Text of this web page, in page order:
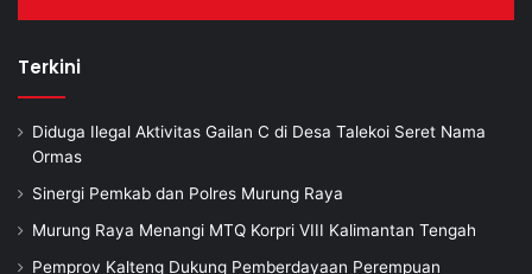
Terkini
Diduga Ilegal Aktivitas Gailan C di Desa Talekoi Seret Nama
Ormas
Sinergi Pemkab dan Polres Murung Raya
Murung Raya Menangi MTQ Korpri VIII Kalimantan Tengah
Pemprov Kalteng Dukung Pemberdayaan Perempuan